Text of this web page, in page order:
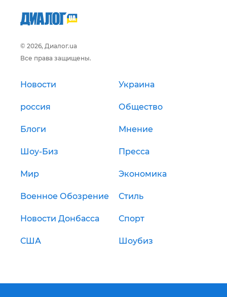
© 2026, Диалог.ua
Все права защищены.
Новости Украина
россия Общество
Блоги Мнение
Шоу-Биз Пресса
Мир Экономика
Военное Обозрение Стиль
Новости Донбасса Спорт
США Шоубиз